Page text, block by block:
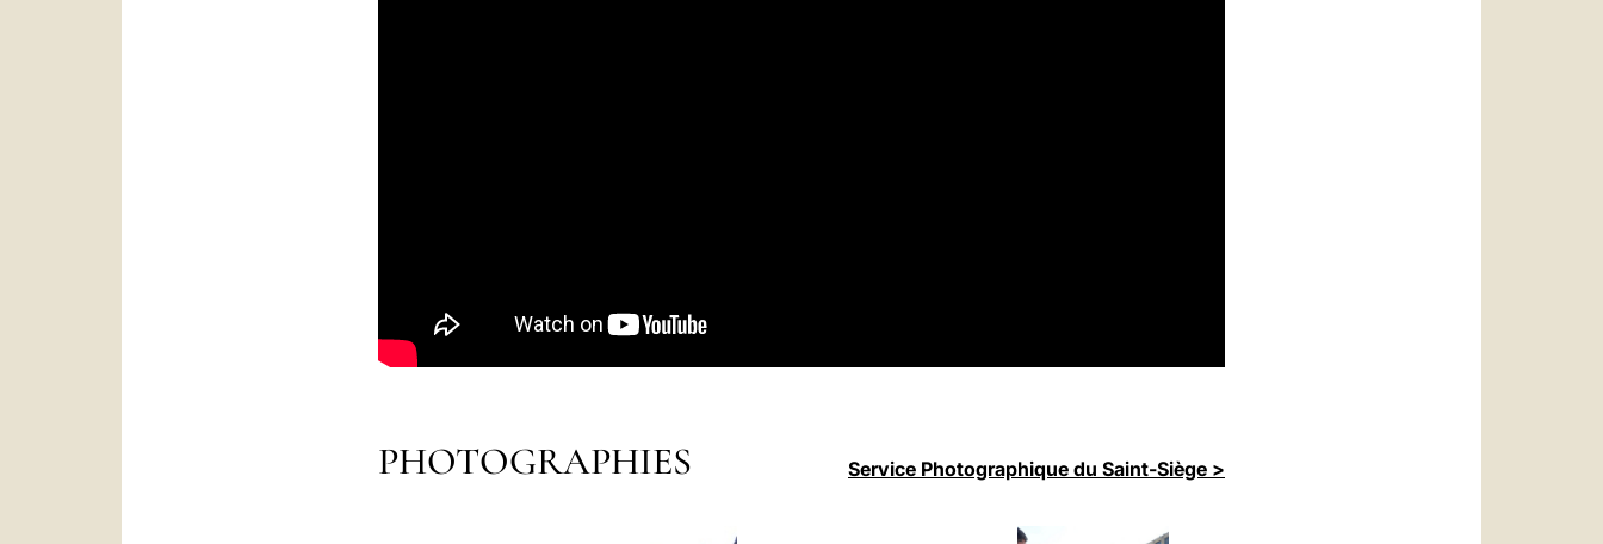
PHOTOGRAPHIES Service Photographique du Saint-Siège >